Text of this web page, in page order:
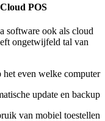
POS
software ook als cloud
ongetwijfeld tal van
het even welke computer
update en backup
van mobiel toestellen